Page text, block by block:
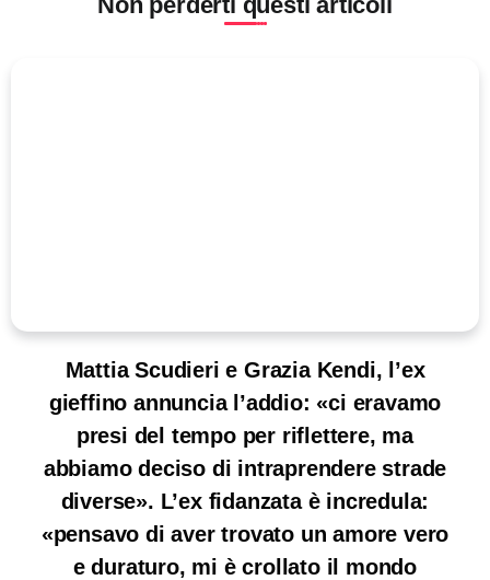
Mattia Scudieri e Grazia Kendi, l’ex
gieffino annuncia l’addio: «ci eravamo
presi del tempo per riflettere, ma
abbiamo deciso di intraprendere strade
diverse». L’ex fidanzata è incredula:
«pensavo di aver trovato un amore vero
e duraturo, mi è crollato il mondo